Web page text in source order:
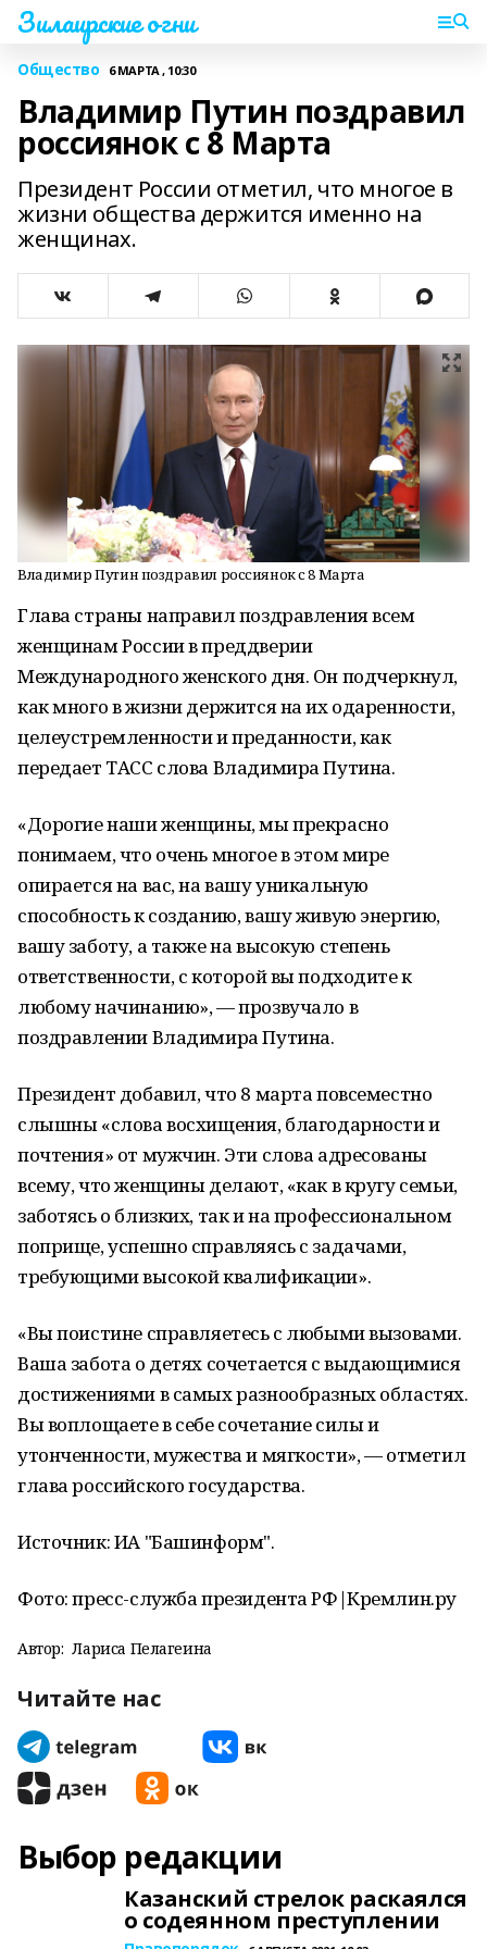
Зилаирские огни
Общество 6 МАРТА , 10:30
Владимир Путин поздравил
россиянок с 8 Марта
Президент России отметил, что многое в
жизни общества держится именно на
женщинах.
Владимир Путин поздравил россиянок с 8 Марта
Глава страны направил поздравления всем
женщинам России в преддверии
Международного женского дня. Он подчеркнул,
как много в жизни держится на их одаренности,
целеустремленности и преданности, как
передает ТАСС слова Владимира Путина.
«Дорогие наши женщины, мы прекрасно
понимаем, что очень многое в этом мире
опирается на вас, на вашу уникальную
способность к созданию, вашу живую энергию,
вашу заботу, а также на высокую степень
ответственности, с которой вы подходите к
любому начинанию», — прозвучало в
поздравлении Владимира Путина.
Президент добавил, что 8 марта повсеместно
слышны «слова восхищения, благодарности и
почтения» от мужчин. Эти слова адресованы
всему, что женщины делают, «как в кругу семьи,
заботясь о близких, так и на профессиональном
поприще, успешно справляясь с задачами,
требующими высокой квалификации».
«Вы поистине справляетесь с любыми вызовами.
Ваша забота о детях сочетается с выдающимися
достижениями в самых разнообразных областях.
Вы воплощаете в себе сочетание силы и
утонченности, мужества и мягкости», — отметил
глава российского государства.
Источник: ИА "Башинформ".
Фото: пресс-служба президента РФ|Кремлин.ру
Автор: Лариса Пелагеина
Читайте нас
Выбор редакции
Казанский стрелок раскаялся
о содеянном преступлении